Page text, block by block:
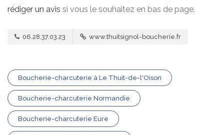
rédiger un avis si vous le souhaitez en bas de page.
06.28.37.03.23 www.thuitsignol-boucherie.fr
Boucherie-charcuterie à Le Thuit-de-l'Oison
Boucherie-charcuterie Normandie
Boucherie-charcuterie Eure